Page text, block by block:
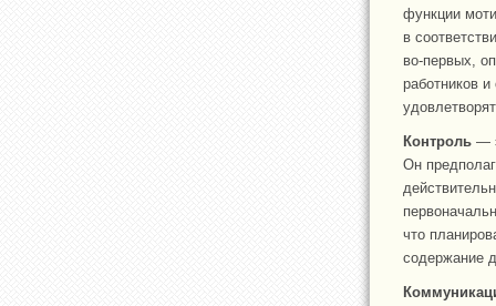
функции
в
во-первых,
работников
Контроль —
Он
что
содержание